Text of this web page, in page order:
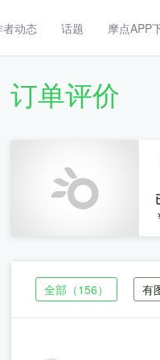
者动态 话题 摩点APP
订单评价
全部 （156） 有